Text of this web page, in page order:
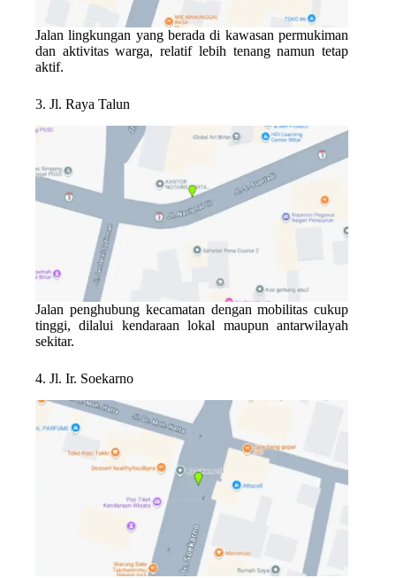
Jalan lingkungan yang berada di kawasan permukiman
dan aktivitas warga, relatif lebih tenang namun tetap
aktif.
3. Jl. Raya Talun
Jalan penghubung kecamatan dengan mobilitas cukup
tinggi, dilalui kendaraan lokal maupun antarwilayah
sekitar.
4. Jl. Ir. Soekarno